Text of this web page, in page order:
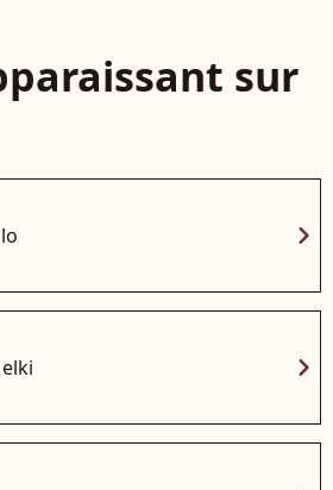
sur
chevron_right
chevron_right